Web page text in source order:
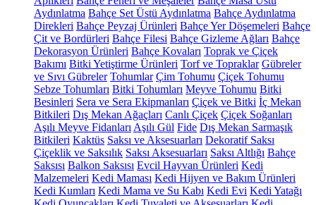
Aydınlatma Bahçe Set Üstü Aydınlatma Bahçe Aydınlatma
Direkleri Bahçe Peyzaj Ürünleri Bahçe Yer Döşemeleri Bahçe
Çit ve Bordürleri Bahçe Filesi Bahçe Gizleme Ağları Bahçe
Dekorasyon Ürünleri Bahçe Kovaları Toprak ve Çiçek
Bakımı Bitki Yetiştirme Ürünleri Torf ve Topraklar Gübreler
ve Sıvı Gübreler Tohumlar Çim Tohumu Çiçek Tohumu
Sebze Tohumları Bitki Tohumları Meyve Tohumu Bitki
Besinleri Sera ve Sera Ekipmanları Çiçek ve Bitki İç Mekan
Bitkileri Dış Mekan Ağaçları Canlı Çiçek Çiçek Soğanları
Aşılı Meyve Fidanları Aşılı Gül Fide Dış Mekan Sarmaşık
Bitkileri Kaktüs Saksı ve Aksesuarları Dekoratif Saksı
Çiçeklik ve Saksılık Saksı Aksesuarları Saksı Altlığı Bahçe
Saksısı Balkon Saksısı Evcil Hayvan Ürünleri Kedi
Malzemeleri Kedi Maması Kedi Hijyen ve Bakım Ürünleri
Kedi Kumları Kedi Mama ve Su Kabı Kedi Evi Kedi Yatağı